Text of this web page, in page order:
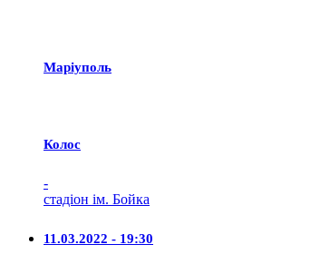
Маріуполь
Колос
-
стадіон ім. Бойка
11.03.2022 - 19:30